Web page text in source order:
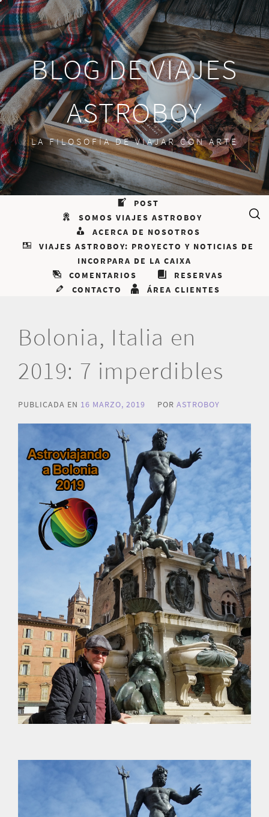
Saltar
al
contenido
BLOG DE VIAJES
ASTROBOY
LA FILOSOFÍA DE VIAJAR CON ARTE
POST
SOMOS VIAJES ASTROBOY
ACERCA DE NOSOTROS
VIAJES ASTROBOY: PROYECTO Y NOTICIAS DE
INCORPARA DE LA CAIXA
COMENTARIOS
RESERVAS
CONTACTO
ÁREA CLIENTES
Bolonia, Italia en
2019: 7 imperdibles
PUBLICADA EN 16 MARZO, 2019 POR ASTROBOY